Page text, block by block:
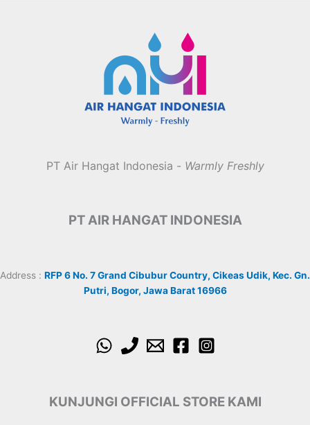
PT Air Hangat Indonesia - Warmly Freshly
PT AIR HANGAT INDONESIA
Address : RFP 6 No. 7 Grand Cibubur Country, Cikeas Udik, Kec. Gn.
Putri, Bogor, Jawa Barat 16966
KUNJUNGI OFFICIAL STORE KAMI